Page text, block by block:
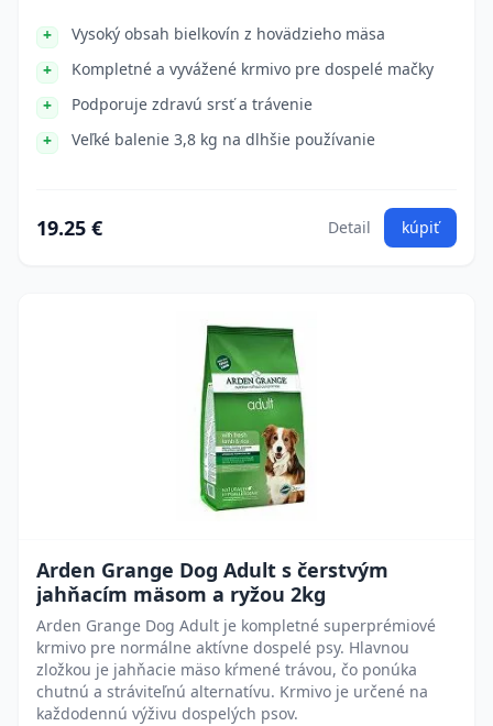
Vysoký obsah bielkovín z hovädzieho mäsa
Kompletné a vyvážené krmivo pre dospelé mačky
Podporuje zdravú srsť a trávenie
Veľké balenie 3,8 kg na dlhšie používanie
19.25 € Detail kúpiť
Arden Grange Dog Adult s čerstvým
jahňacím mäsom a ryžou 2kg
Arden Grange Dog Adult je kompletné superprémiové
krmivo pre normálne aktívne dospelé psy. Hlavnou
zložkou je jahňacie mäso kŕmené trávou, čo ponúka
chutnú a stráviteľnú alternatívu. Krmivo je určené na
každodennú výživu dospelých psov.